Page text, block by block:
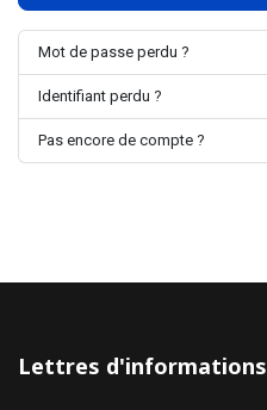
Mot de passe perdu ?
Identifiant perdu ?
Pas encore de compte ?
Lettres d'informations